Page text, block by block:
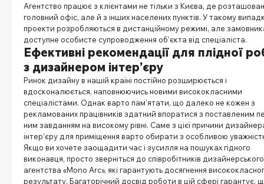
Агентство працює з клієнтами не тільки з Києва, де
головний офіс, але й з інших населених пунктів. У такому
проекти розробляються в дистанційному режимі, але
доступне особисте супроводження об’єкта від спеціаліста.
Ефективні рекомендації для плідної
з дизайнером інтер’єру
Ринок дизайну в нашій країні постійно розширюється і
вдосконалюється, наповнюючись новими висококласними
спеціалістами. Однак варто пам’ятати, що далеко не кожен з
рекламованих працівників здатний впоратися з поставленим
ним завданням на високому рівні. Саме з цієї причини
інтер’єру для приміщення варто обирати з особливою
Якщо ви хочете заощадити час і зусилля на пошуках гідного
виконавця, просто зверніться до співробітників дизайнерського
агентства «Mono Arc», які гарантують досягнення
результату. Багаторічний досвід роботи в цій сфері гарантує,